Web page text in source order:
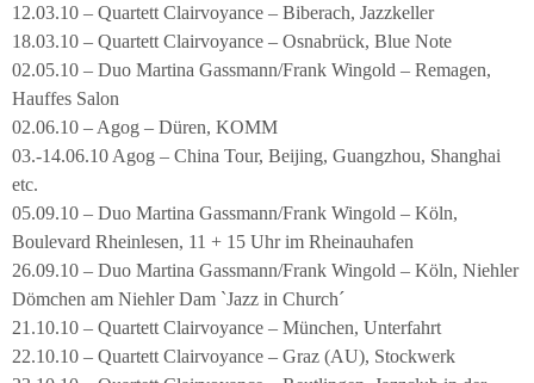
12.03.10 – Quartett Clairvoyance – Biberach, Jazzkeller
18.03.10 – Quartett Clairvoyance – Osnabrück, Blue Note
02.05.10 – Duo Martina Gassmann/Frank Wingold – Remagen,
Hauffes Salon
02.06.10 – Agog – Düren, KOMM
03.-14.06.10 Agog – China Tour, Beijing, Guangzhou, Shanghai
etc.
05.09.10 – Duo Martina Gassmann/Frank Wingold – Köln,
Boulevard Rheinlesen, 11 + 15 Uhr im Rheinauhafen
26.09.10 – Duo Martina Gassmann/Frank Wingold – Köln, Niehler
Dömchen am Niehler Dam `Jazz in Church´
21.10.10 – Quartett Clairvoyance – München, Unterfahrt
22.10.10 – Quartett Clairvoyance – Graz (AU), Stockwerk